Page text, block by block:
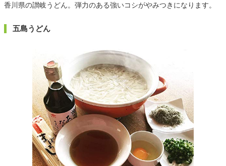
香川県の讃岐うどん。弾力のある強いコシがやみつきになります。
五島うどん